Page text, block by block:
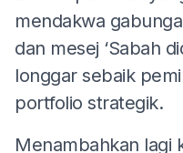
mendakwa
dan mesej ‘Sabah
longgar sebaik
portfolio strategik.
Menambahkan lagi